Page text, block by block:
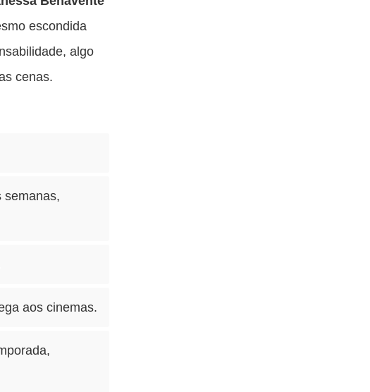
escondida
algo
cenas.
semanas,
aos cinemas.